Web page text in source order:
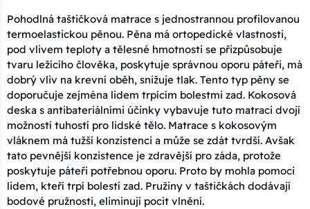
Pohodlná taštičková matrace s jednostrannou profilovanou
termoelastickou pěnou. Pěna má ortopedické vlastnosti,
pod vlivem teploty a tělesné hmotnosti se přizpůsobuje
tvaru ležícího člověka, poskytuje správnou oporu páteři, má
dobrý vliv na krevní oběh, snižuje tlak. Tento typ pěny se
doporučuje zejména lidem trpícím bolestmi zad. Kokosová
deska s antibateriálními účinky vybavuje tuto matraci dvojí
možností tuhostí pro lidské tělo. Matrace s kokosovým
vláknem má tužší konzistenci a může se zdát tvrdší. Avšak
tato pevnější konzistence je zdravější pro záda, protože
poskytuje páteři potřebnou oporu. Proto by mohla pomoci
lidem, kteří trpí bolestí zad. Pružiny v taštičkách dodávají
bodové pružnosti, eliminují pocit vlnění.